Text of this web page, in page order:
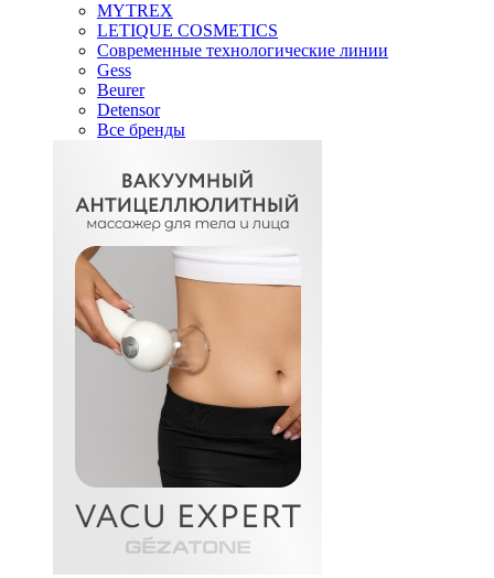
MYTREX
LETIQUE COSMETICS
Современные технологические линии
Gess
Beurer
Detensor
Все бренды